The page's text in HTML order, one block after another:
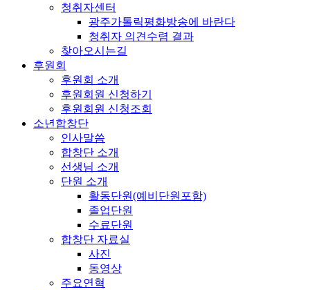
청취자센터
광주가톨릭평화방송에 바란다
청취자 의견수렴 결과
찾아오시는길
후원회
후원회 소개
후원회원 신청하기
후원회원 신청조회
소년합창단
인사말씀
합창단 소개
선생님 소개
단원 소개
활동단원(예비단원포함)
졸업단원
수료단원
합창단 자료실
사진
동영상
주요연혁